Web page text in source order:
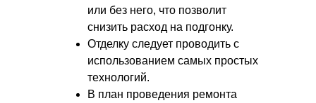
или без него, что позволит
снизить расход на подгонку.
Отделку следует проводить с
использованием самых простых
технологий.
В план проведения ремонта